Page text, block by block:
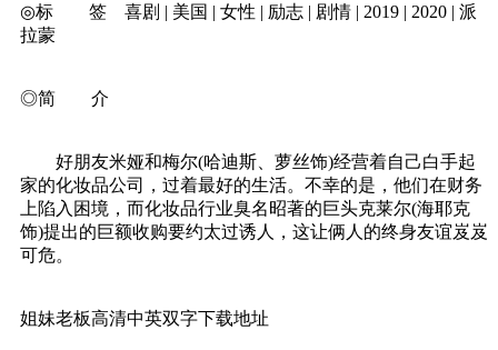
◎标 签 喜剧 | 美国 | 女性 | 励志 | 剧情 | 2019 | 2020 | 派
拉蒙
◎简 介
好朋友米娅和梅尔(哈迪斯、萝丝饰)经营着自己白手起
家的化妆品公司，过着最好的生活。不幸的是，他们在财务
上陷入困境，而化妆品行业臭名昭著的巨头克莱尔(海耶克
饰)提出的巨额收购要约太过诱人，这让俩人的终身友谊岌岌
可危。
姐妹老板高清中英双字下载地址